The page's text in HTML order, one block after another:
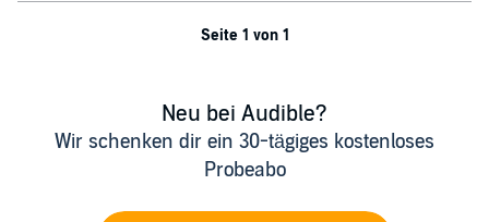
Seite 1 von 1
Neu bei Audible?
Wir schenken dir ein 30-tägiges kostenloses
Probeabo